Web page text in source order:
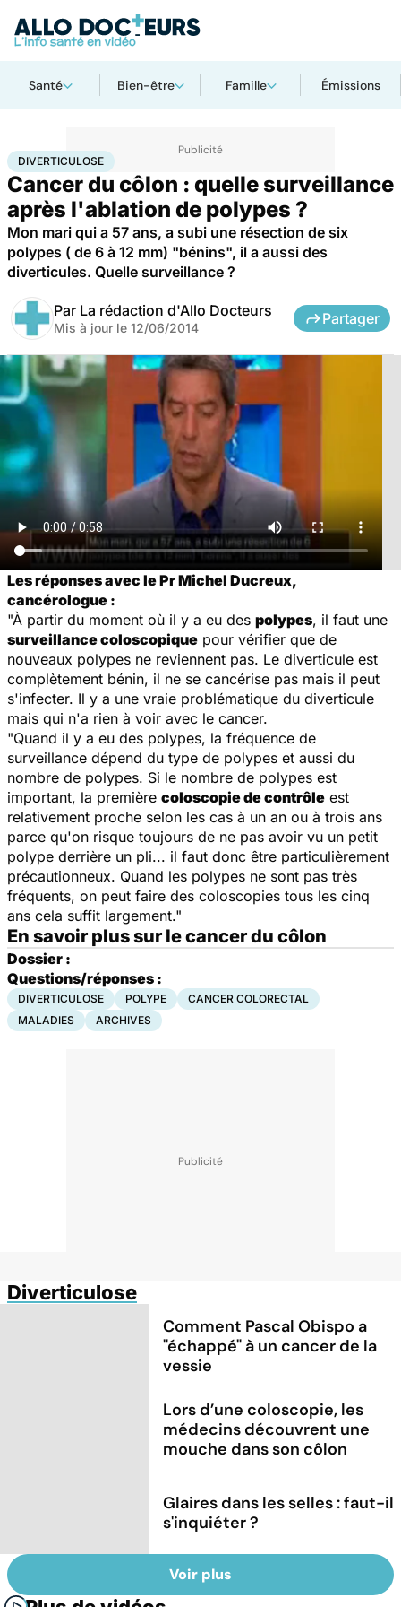
Santé Bien-être Famille Émissions
AccueilSanté Maladies Diverticulose
DIVERTICULOSE
Cancer du côlon : quelle surveillance
après l'ablation de polypes ?
Mon mari qui a 57 ans, a subi une résection de six
polypes ( de 6 à 12 mm) "bénins", il a aussi des
diverticules. Quelle surveillance ?
Par La rédaction d'Allo Docteurs
Mis à jour le 12/06/2014
Partager
Les réponses avec le Pr Michel Ducreux,
cancérologue :
"À partir du moment où il y a eu des polypes, il faut une
surveillance coloscopique pour vérifier que de
nouveaux polypes ne reviennent pas. Le diverticule est
complètement bénin, il ne se cancérise pas mais il peut
s'infecter. Il y a une vraie problématique du diverticule
mais qui n'a rien à voir avec le cancer.
"Quand il y a eu des polypes, la fréquence de
surveillance dépend du type de polypes et aussi du
nombre de polypes. Si le nombre de polypes est
important, la première coloscopie de contrôle est
relativement proche selon les cas à un an ou à trois ans
parce qu'on risque toujours de ne pas avoir vu un petit
polype derrière un pli... il faut donc être particulièrement
précautionneux. Quand les polypes ne sont pas très
fréquents, on peut faire des coloscopies tous les cinq
ans cela suffit largement."
En savoir plus sur le cancer du côlon
Dossier :
Questions/réponses :
DIVERTICULOSE POLYPE
CANCER COLORECTAL
MALADIES
ARCHIVES
Diverticulose
Comment Pascal Obispo a
"échappé" à un cancer de la
vessie
Lors d’une coloscopie, les
médecins découvrent une
mouche dans son côlon
Glaires dans les selles : faut-il
s'inquiéter ?
Voir plus